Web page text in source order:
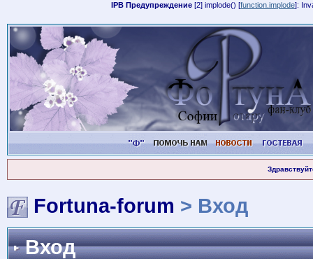
IPB Предупреждение [2] implode() [function.implode]:
Fortuna-forum > Вход
Вход